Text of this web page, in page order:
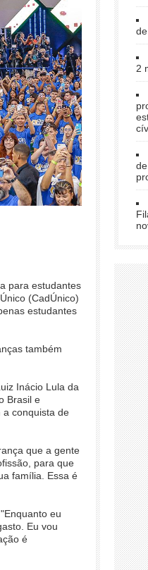
para estudantes
(CadÚnico)
estudantes
também
Inácio Lula da
Brasil e
a conquista de
que a gente
para que
família. Essa é
eu
Eu vou
é
2